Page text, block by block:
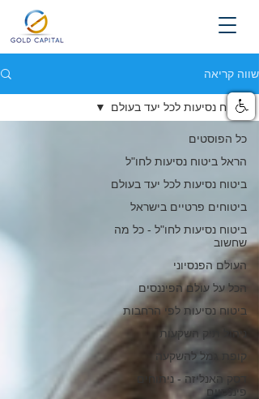
שווה קריאה
כל הפוסטים
הראל ביטוח נסיעות לחו"ל
ביטוח נסיעות לכל יעד בעולם
ביטוחים פרטיים בישראל
ביטוח נסיעות לחו"ל - כל מה
שחשוב
העולם הפנסיוני
הכל על עולם הפיננסים
ביטוח נסיעות לפי הרחבות
ניהול תיק השקעות
קופת גמל להשקעה
דסק האנליזה - ניתוחים
פיננסיים
ביטוח נסיעות לכל יעד בעולם